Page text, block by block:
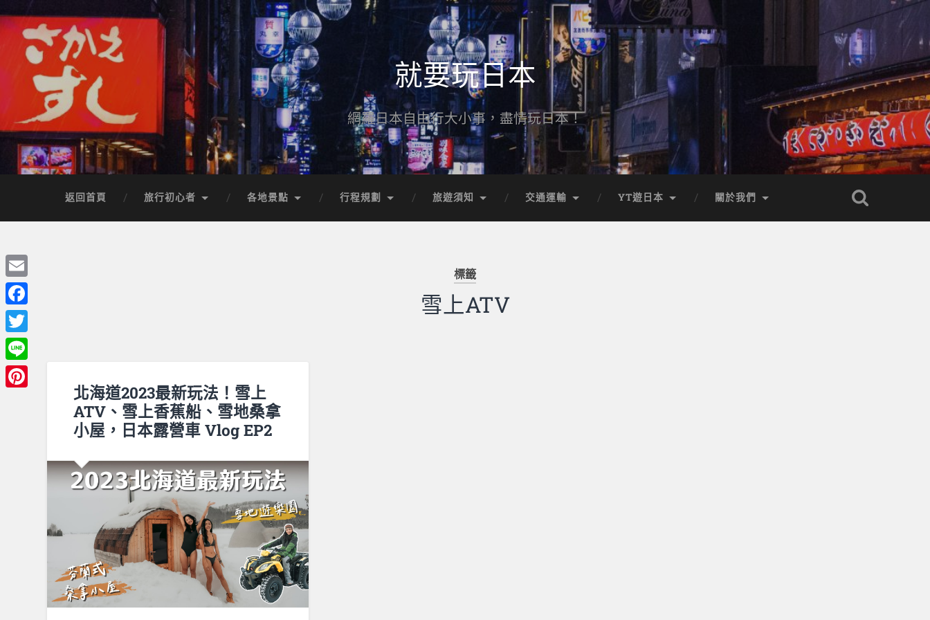
就要玩日本
網羅日本自由行大小事，盡情玩日本！
返回首頁 旅行初心者 各地景點 行程規劃 旅遊須知 交通運輸 YT遊日本 關於我們
標籤
雪上ATV
北海道2023最新玩法！雪上
ATV、雪上香蕉船、雪地桑拿
小屋，日本露營車 Vlog EP2
Email
Facebook
Twitter
Line